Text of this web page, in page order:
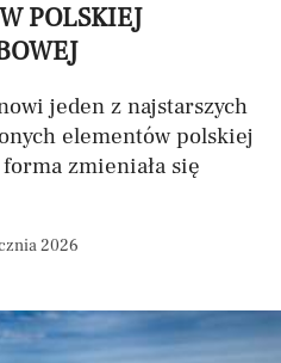
POLSKIEJ
jeden z najstarszych
elementów polskiej
zmieniała się
2026